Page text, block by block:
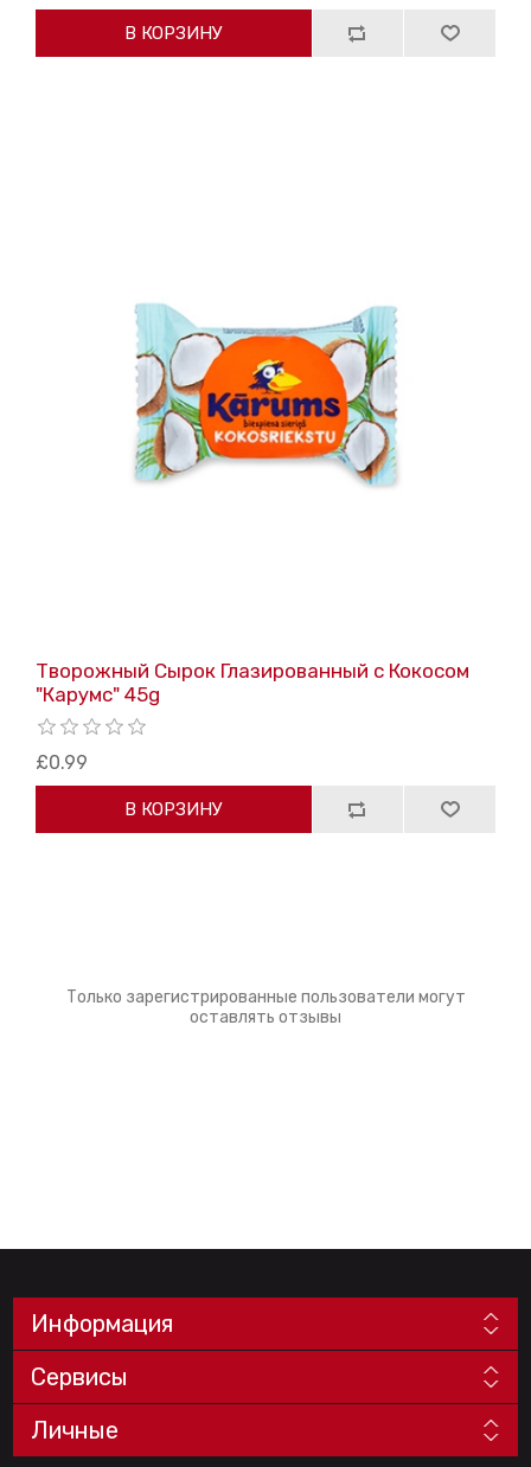
В КОРЗИНУ
Творожный Сырок Глазированный с Кокосом
"Карумс" 45g
£0.99
В КОРЗИНУ
Только зарегистрированные пользователи могут
оставлять отзывы
Информация
Сервисы
Личные